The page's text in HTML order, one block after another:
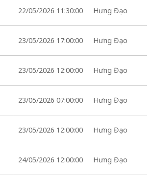
22/05/2026 11:30:00 Hưng Đạo
23/05/2026 17:00:00 Hưng Đạo
23/05/2026 12:00:00 Hưng Đạo
23/05/2026 07:00:00 Hưng Đạo
23/05/2026 12:00:00 Hưng Đạo
24/05/2026 12:00:00 Hưng Đạo